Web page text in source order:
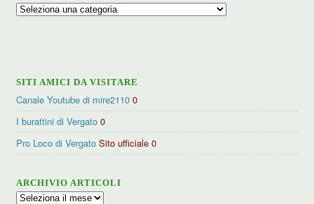
Ricerca
SITI AMICI DA VISITARE
Canale Youtube di mire2110 0
I burattini di Vergato 0
Pro Loco di Vergato Sito ufficiale 0
ARCHIVIO ARTICOLI
Archivio